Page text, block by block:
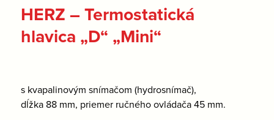
HERZ – Termostatická
hlavica „D“ „Mini“
s kvapalinovým snímačom (hydrosnímač),
dĺžka 88 mm, priemer ručného ovládača 45 mm.